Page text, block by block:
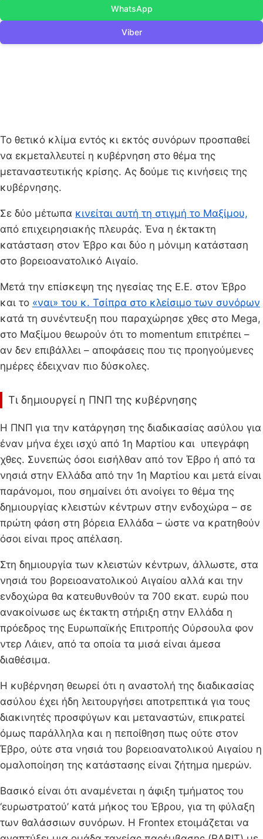
WhatsApp
Viber
Το θετικό κλίμα εντός κι εκτός συνόρων προσπαθεί
να εκμεταλλευτεί η κυβέρνηση στο θέμα της
μεταναστευτικής κρίσης. Ας δούμε τις κινήσεις της
κυβέρνησης.
Σε δύο μέτωπα κινείται αυτή τη στιγμή το Μαξίμου,
από επιχειρησιακής πλευράς. Ένα η έκτακτη
κατάσταση στον Έβρο και δύο η μόνιμη κατάσταση
στο βορειοανατολικό Αιγαίο.
Μετά την επίσκεψη της ηγεσίας της Ε.Ε. στον Έβρο
και το «ναι» του κ. Τσίπρα στο κλείσιμο των συνόρων
κατά τη συνέντευξη που παραχώρησε χθες στο Mega,
στο Μαξίμου θεωρούν ότι το momentum επιτρέπει –
αν δεν επιβάλλει – αποφάσεις που τις προηγούμενες
ημέρες έδειχναν πιο δύσκολες.
Τι δημιουργεί η ΠΝΠ της κυβέρνησης
Η ΠΝΠ για την κατάργηση της διαδικασίας ασύλου για
έναν μήνα έχει ισχύ από 1η Μαρτίου και υπεγράφη
χθες. Συνεπώς όσοι εισήλθαν από τον Έβρο ή από τα
νησιά στην Ελλάδα από την 1η Μαρτίου και μετά είναι
παράνομοι, που σημαίνει ότι ανοίγει το θέμα της
δημιουργίας κλειστών κέντρων στην ενδοχώρα – σε
πρώτη φάση στη βόρεια Ελλάδα – ώστε να κρατηθούν
όσοι είναι προς απέλαση.
Στη δημιουργία των κλειστών κέντρων, άλλωστε, στα
νησιά του βορειοανατολικού Αιγαίου αλλά και την
ενδοχώρα θα κατευθυνθούν τα 700 εκατ. ευρώ που
ανακοίνωσε ως έκτακτη στήριξη στην Ελλάδα η
πρόεδρος της Ευρωπαϊκής Επιτροπής Ούρσουλα φον
ντερ Λάιεν, από τα οποία τα μισά είναι άμεσα
διαθέσιμα.
Η κυβέρνηση θεωρεί ότι η αναστολή της διαδικασίας
ασύλου έχει ήδη λειτουργήσει αποτρεπτικά για τους
διακινητές προσφύγων και μεταναστών, επικρατεί
όμως παράλληλα και η πεποίθηση πως ούτε στον
Έβρο, ούτε στα νησιά του βορειοανατολικού Αιγαίου η
ομαλοποίηση της κατάστασης είναι ζήτημα ημερών.
Βασικό είναι ότι αναμένεται η άφιξη τμήματος του
‘ευρωστρατού’ κατά μήκος του Έβρου, για τη φύλαξη
των θαλάσσιων συνόρων. Η Frontex ετοιμάζεται να